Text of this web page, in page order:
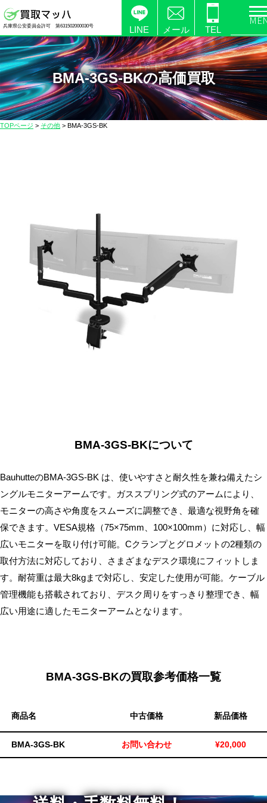
製
品
の
高
価
買
送
無
料・
ス
ピ
ー
兵庫県公安委員会許可 第631502000030号 LINE メール TEL
BMA-3GS-BKの高価買取
TOPページ > その他 > BMA-3GS-BK
BMA-3GS-BKについて
BauhutteのBMA-3GS-BK は、使いやすさと耐久性を兼ね備えたシ
ングルモニターアームです。ガススプリング式のアームにより、
モニターの高さや角度をスムーズに調整でき、最適な視野角を確
保できます。VESA規格（75×75mm、100×100mm）に対応し、幅
広いモニターを取り付け可能。Cクランプとグロメットの2種類の
取付方法に対応しており、さまざまなデスク環境にフィットしま
す。耐荷重は最大8kgまで対応し、安定した使用が可能。ケーブル
管理機能も搭載されており、デスク周りをすっきり整理でき、幅
広い用途に適したモニターアームとなります。
BMA-3GS-BKの買取参考価格一覧
商品名 中古価格 新品価格
BMA-3GS-BK お問い合わせ ¥20,000